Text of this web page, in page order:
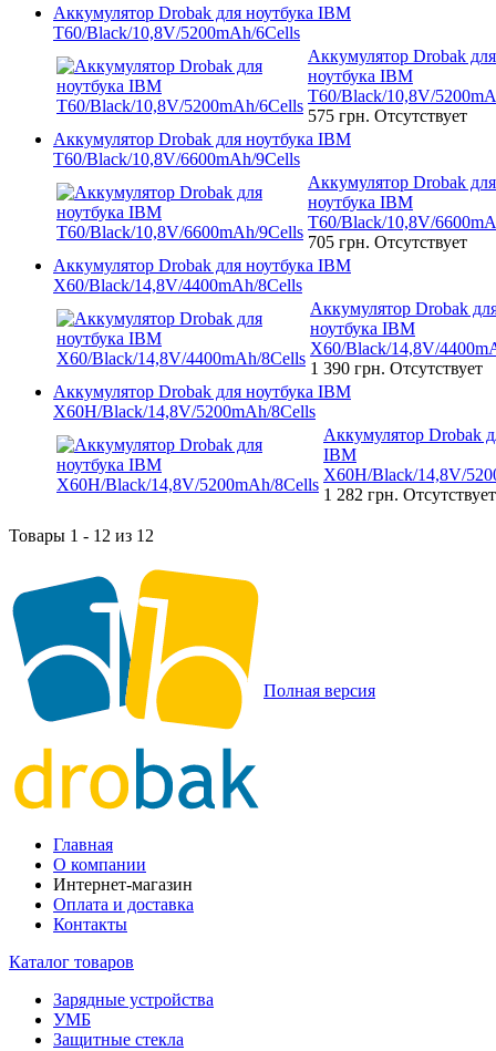
Аккумулятор Drobak для ноутбука IBM
T60/Black/10,8V/5200mAh/6Cells
Аккумулятор Drobak для
ноутбука IBM
T60/Black/10,8V/
575 грн. Отсутствует
Аккумулятор Drobak для ноутбука IBM
T60/Black/10,8V/6600mAh/9Cells
Аккумулятор Drobak для
ноутбука IBM
T60/Black/10,8V/
705 грн. Отсутствует
Аккумулятор Drobak для ноутбука IBM
X60/Black/14,8V/4400mAh/8Cells
Аккумулятор Drobak
ноутбука IBM
X60/Black/14,8V/
1 390 грн. Отсутствует
Аккумулятор Drobak для ноутбука IBM
X60H/Black/14,8V/5200mAh/8Cells
Аккумулятор Drobak
IBM
X60H/Black/14,8V/
1 282 грн. Отсутствует
Товары 1 - 12 из 12
Полная версия
Главная
О компании
Интернет-магазин
Оплата и доставка
Контакты
Каталог товаров
Зарядные устройства
УМБ
Защитные стекла